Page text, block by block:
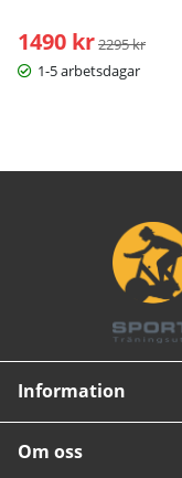
1490 kr Ordinarie pris:
2295 kr
1-5 arbetsdagar
Information
Om oss